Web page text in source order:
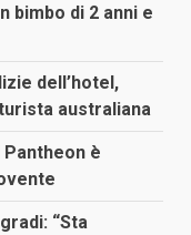
bimbo di 2 anni e
dell’hotel,
australiana
Pantheon è
“Sta